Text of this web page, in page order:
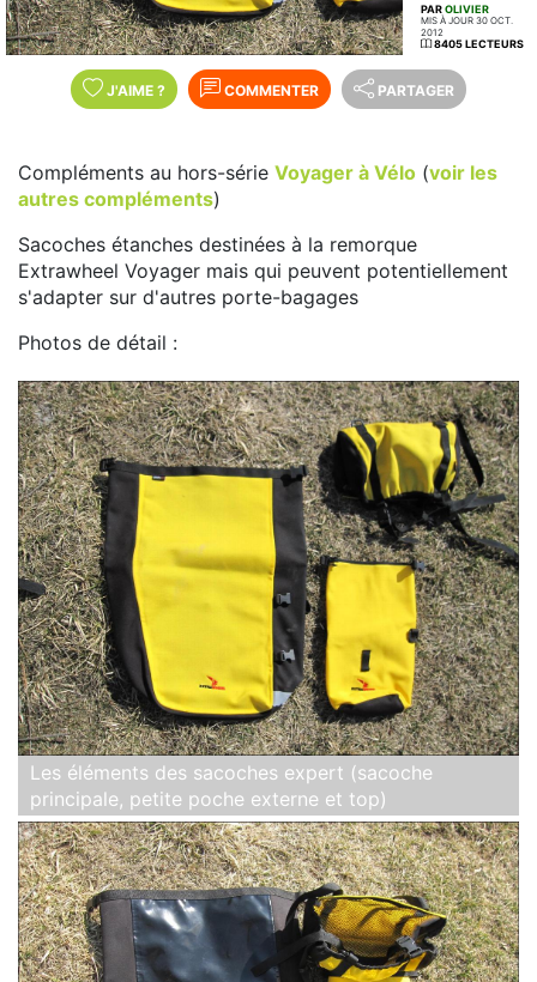
PAROLIVIER
MIS À JOUR 30 OCT.
2012
8405 LECTEURS
J'AIME ? COMMENTER PARTAGER
Compléments au hors-série Voyager à Vélo (voir les
autres compléments)
Sacoches étanches destinées à la remorque
Extrawheel Voyager mais qui peuvent potentiellement
s'adapter sur d'autres porte-bagages
Photos de détail :
Les éléments des sacoches expert (sacoche
principale, petite poche externe et top)